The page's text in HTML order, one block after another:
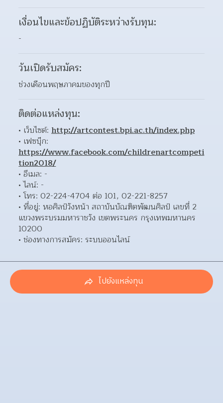
เงื่อนไขและข้อปฏิบัติระหว่างรับทุน:
-
วันเปิดรับสมัคร:
ช่วงเดือนพฤษภาคมของทุกปี
ติดต่อแหล่งทุน:
เว็บไซต์: http://artcontest.bpi.ac.th/index.php
https://www.facebook.com/childrenartcompeti
tion2018/
อีเมล: -
ไลน์: -
โทร: 02-224-4704 ต่อ 101, 02-221-8257
ที่อยู่: หอศิลป์วังหน้า สถาบันบัณฑิตพัฒนศิลป์ เลขที่ 2
แขวงพระบรมมหาราชวัง เขตพระนคร กรุงเทพมหานคร
10200
ช่องทางการสมัคร: ระบบออนไลน์
ไปยังแหล่งทุน